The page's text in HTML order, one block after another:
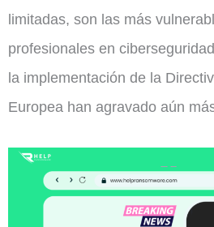
limitadas, son las más
profesionales en
la implementación de la
Europea han agravado aún